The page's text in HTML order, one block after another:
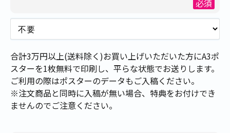
必須
合計3万円以上(送料除く)お買い上げいただいた方にA3ポ
スターを1枚無料で印刷し、平らな状態でお送りします。
ご利用の際はポスターのデータもご入稿ください。
※注文商品と同時に入稿が無い場合、特典をお付けでき
ませんのでご注意ください。